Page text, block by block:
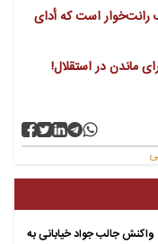
رانت‌خوار است که أدای
ماندن در استقلال!
واکنش جالب جواد خیابانی به